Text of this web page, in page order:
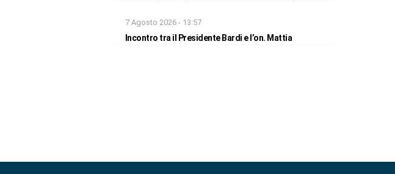
7 Agosto 2026 - 13:57
Incontro tra il Presidente Bardi e l’on. Mattia